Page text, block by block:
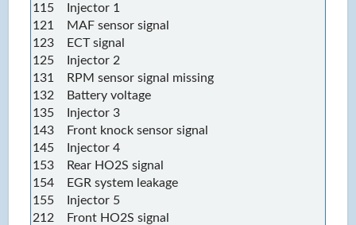
115 Injector 1
121 MAF sensor signal
123 ECT signal
125 Injector 2
131 RPM sensor signal missing
132 Battery voltage
135 Injector 3
143 Front knock sensor signal
145 Injector 4
153 Rear HO2S signal
154 EGR system leakage
155 Injector 5
212 Front HO2S signal